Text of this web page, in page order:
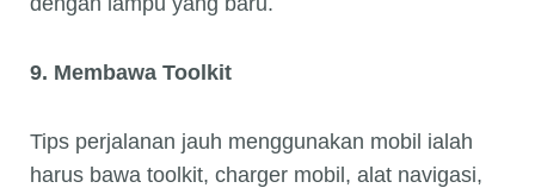
9. Membawa Toolkit
Tips perjalanan jauh menggunakan mobil ialah
harus bawa toolkit, charger mobil, alat navigasi,